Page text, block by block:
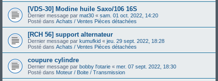
[VDS-30] Modine huile Saxo/106 16S
Dernier message par mat30 « sam. 01 oct. 2022, 14:20
Posté dans Achats / Ventes Pièces détachées
[RCH 56] support alternateur
Dernier message par kumufkid « jeu. 29 sept. 2022, 18:28
Posté dans Achats / Ventes Pièces détachées
coupure cylindre
Dernier message par bobby l'otarie « mer. 07 sept. 2022, 18:30
Posté dans Moteur / Boite / Transmission